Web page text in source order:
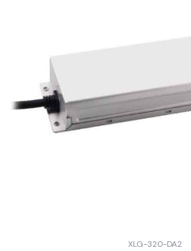
XLG-320-DA2